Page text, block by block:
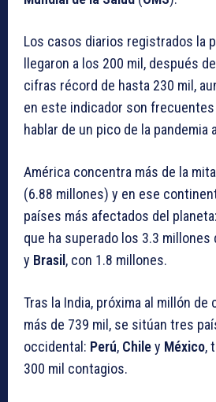
Los casos diarios registrados la
llegaron a los 200 mil, después
cifras récord de hasta 230 mil,
en este indicador son
hablar de un pico de la pandemia
América concentra más de la
(6.88 millones) y en ese
países más afectados del planeta:
que ha superado los 3.3 millones
y Brasil , con 1.8 millones.
Tras la India, próxima al millón de
más de 739 mil, se sitúan tres
occidental: Perú, Chiley México,
300 mil contagios.